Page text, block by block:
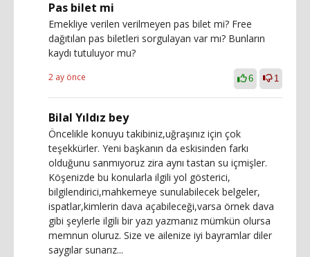
Pas bilet mi
Emekliye verilen verilmeyen pas bilet mi? Free
dağıtılan pas biletleri sorgulayan var mı? Bunların
kaydı tutuluyor mu?
2 ay önce 6 1
Bilal Yıldız bey
Öncelikle konuyu takibiniz,uğraşınız için çok
teşekkürler. Yeni başkanın da eskisinden farkı
olduğunu sanmıyoruz zira aynı tastan su içmişler.
Köşenizde bu konularla ilgili yol gösterici,
bilgilendirici,mahkemeye sunulabilecek belgeler,
ispatlar,kimlerin dava açabileceği,varsa örnek dava
gibi şeylerle ilgili bir yazı yazmanız mümkün olursa
memnun oluruz. Size ve ailenize iyi bayramlar diler
saygılar sunarız...